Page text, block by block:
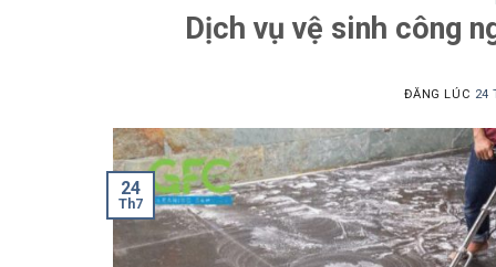
Dịch vụ vệ sinh công
ĐĂNG LÚC 24
24
Th7